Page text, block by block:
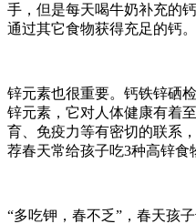
手，但是每天喝牛奶补充的
通过其它食物获得充足的钙。
锌元素也很重要。钙铁锌硒
锌元素，它对人体健康有着
育、免疫力等有密切的联系
荐春天常给孩子吃3种高锌食
“多吃钾，春不乏”，春天孩